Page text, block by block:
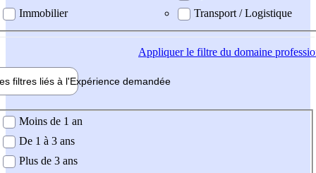
Immobilier
Transport / Logistique
Appliquerle filtre du domaine
filtres liés à l'Expérience demandée
demandée
Moins de 1 an
De 1 à 3 ans
Plus de 3 ans